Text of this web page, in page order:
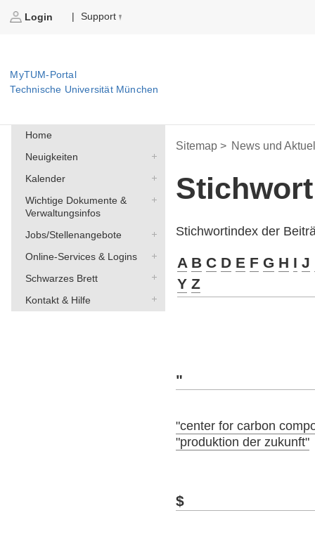
Login | Support
MyTUM-Portal
Technische Universität München
Home
Neuigkeiten
Kalender
Wichtige Dokumente &
Verwaltungsinfos
Jobs/Stellenangebote
Online-Services & Logins
Schwarzes Brett
Kontakt & Hilfe
Sitemap > News und
Stichwortindex der
A B C D E F G H I J
Y Z
"
"center for carbon
"produktion der zukunft"
$